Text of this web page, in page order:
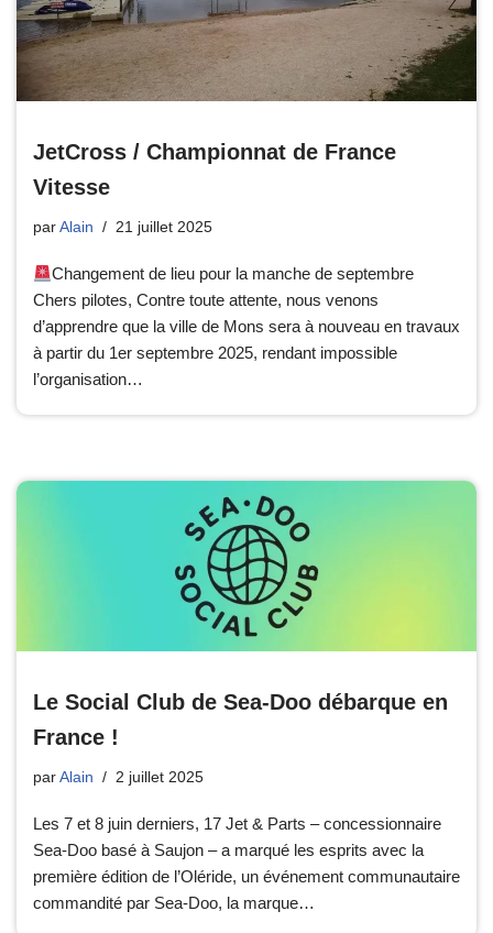
JetCross / Championnat de France
Vitesse
par Alain 21 juillet 2025
Changement de lieu pour la manche de septembre
Chers pilotes, Contre toute attente, nous venons
d’apprendre que la ville de Mons sera à nouveau en travaux
à partir du 1er septembre 2025, rendant impossible
l’organisation…
Le Social Club de Sea-Doo débarque en
France !
par Alain 2 juillet 2025
Les 7 et 8 juin derniers, 17 Jet & Parts – concessionnaire
Sea-Doo basé à Saujon – a marqué les esprits avec la
première édition de l’Oléride, un événement communautaire
commandité par Sea-Doo, la marque…